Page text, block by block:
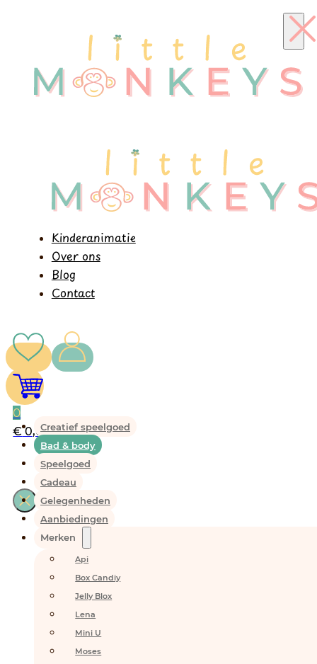
Kinderanimatie
Over ons
Blog
Contact
0
€0,00Creatief speelgoed
Bad & body
Speelgoed
Cadeau
Gelegenheden
Aanbiedingen
Merken
Api
Box Candiy
Jelly Blox
Lena
Mini U
Moses